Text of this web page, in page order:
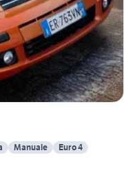
Manuale Euro 4